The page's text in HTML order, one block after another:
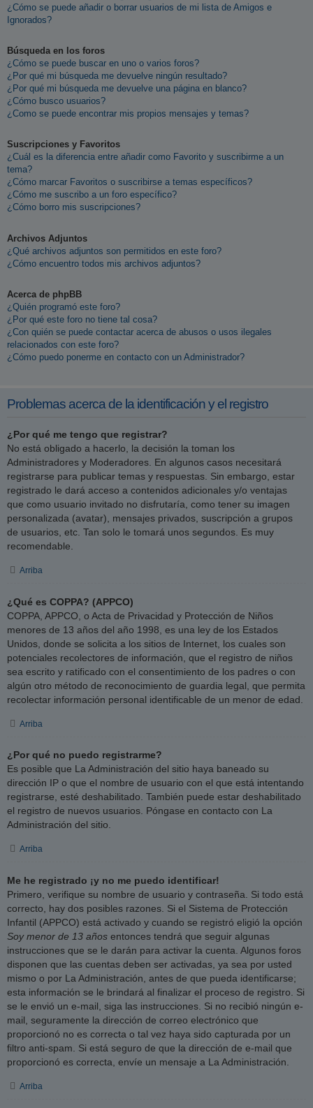
¿Cómo se puede añadir o borrar usuarios de mi lista de Amigos e
Ignorados?
Búsqueda en los foros
¿Cómo se puede buscar en uno o varios foros?
¿Por qué mi búsqueda me devuelve ningún resultado?
¿Por qué mi búsqueda me devuelve una página en blanco?
¿Cómo busco usuarios?
¿Como se puede encontrar mis propios mensajes y temas?
Suscripciones y Favoritos
¿Cuál es la diferencia entre añadir como Favorito y suscribirme a un
tema?
¿Cómo marcar Favoritos o suscribirse a temas específicos?
¿Cómo me suscribo a un foro específico?
¿Cómo borro mis suscripciones?
Archivos Adjuntos
¿Qué archivos adjuntos son permitidos en este foro?
¿Cómo encuentro todos mis archivos adjuntos?
Acerca de phpBB
¿Quién programó este foro?
¿Por qué este foro no tiene tal cosa?
¿Con quién se puede contactar acerca de abusos o usos ilegales
relacionados con este foro?
¿Cómo puedo ponerme en contacto con un Administrador?
Problemas acerca de la identificación y el registro
¿Por qué me tengo que registrar?
No está obligado a hacerlo, la decisión la toman los
Administradores y Moderadores. En algunos casos necesitará
registrarse para publicar temas y respuestas. Sin embargo, estar
registrado le dará acceso a contenidos adicionales y/o ventajas
que como usuario invitado no disfrutaría, como tener su imagen
personalizada (avatar), mensajes privados, suscripción a grupos
de usuarios, etc. Tan solo le tomará unos segundos. Es muy
recomendable.
Arriba
¿Qué es COPPA? (APPCO)
COPPA, APPCO, o Acta de Privacidad y Protección de Niños
menores de 13 años del año 1998, es una ley de los Estados
Unidos, donde se solicita a los sitios de Internet, los cuales son
potenciales recolectores de información, que el registro de niños
sea escrito y ratificado con el consentimiento de los padres o con
algún otro método de reconocimiento de guardia legal, que permita
recolectar información personal identificable de un menor de edad.
Arriba
¿Por qué no puedo registrarme?
Es posible que La Administración del sitio haya baneado su
dirección IP o que el nombre de usuario con el que está intentando
registrarse, esté deshabilitado. También puede estar deshabilitado
el registro de nuevos usuarios. Póngase en contacto con La
Administración del sitio.
Arriba
Me he registrado ¡y no me puedo identificar!
Primero, verifique su nombre de usuario y contraseña. Si todo está
correcto, hay dos posibles razones. Si el Sistema de Protección
Infantil (APPCO) está activado y cuando se registró eligió la opción
Soy menor de 13 años entonces tendrá que seguir algunas
instrucciones que se le darán para activar la cuenta. Algunos foros
disponen que las cuentas deben ser activadas, ya sea por usted
mismo o por La Administración, antes de que pueda identificarse;
esta información se le brindará al finalizar el proceso de registro. Si
se le envió un e-mail, siga las instrucciones. Si no recibió ningún e-
mail, seguramente la dirección de correo electrónico que
proporcionó no es correcta o tal vez haya sido capturada por un
filtro anti-spam. Si está seguro de que la dirección de e-mail que
proporcionó es correcta, envíe un mensaje a La Administración.
Arriba